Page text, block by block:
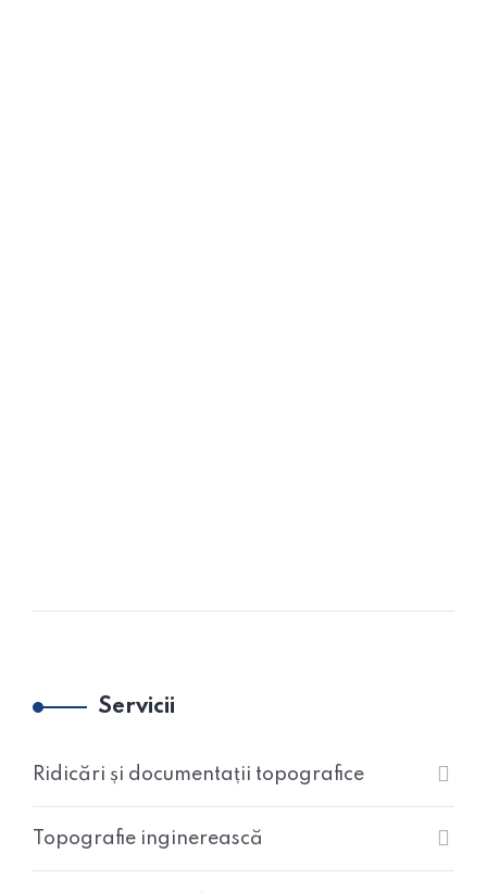
Servicii
Ridicări și documentații topografice
Topografie inginerească